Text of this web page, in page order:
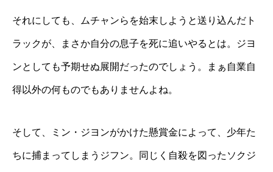
それにしても、ムチャンらを始末しようと送り込んだト
ラックが、まさか自分の息子を死に追いやるとは。ジヨ
ンとしても予期せぬ展開だったのでしょう。まぁ自業自
得以外の何ものでもありませんよね。
そして、ミン・ジヨンがかけた懸賞金によって、少年た
ちに捕まってしまうジフン。同じく自殺を図ったソクジ